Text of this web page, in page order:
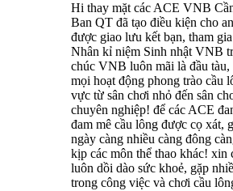
Hi thay mặt các ACE VNB
Ban QT đã tạo điều kiện cho
được giao lưu kết bạn, tham
Nhân kỉ niệm Sinh nhật VNB
chúc VNB luôn mãi là đầu tàu,
mọi hoạt động phong trào cầu
vực từ sân chơi nhỏ đến sân
chuyên nghiệp! để các ACE
đam mê cầu lông được cọ xát,
ngày càng nhiều càng đông
kịp các môn thể thao khác! xin
luôn dồi dào sức khoẻ, gặp
trong công việc và chơi cầu